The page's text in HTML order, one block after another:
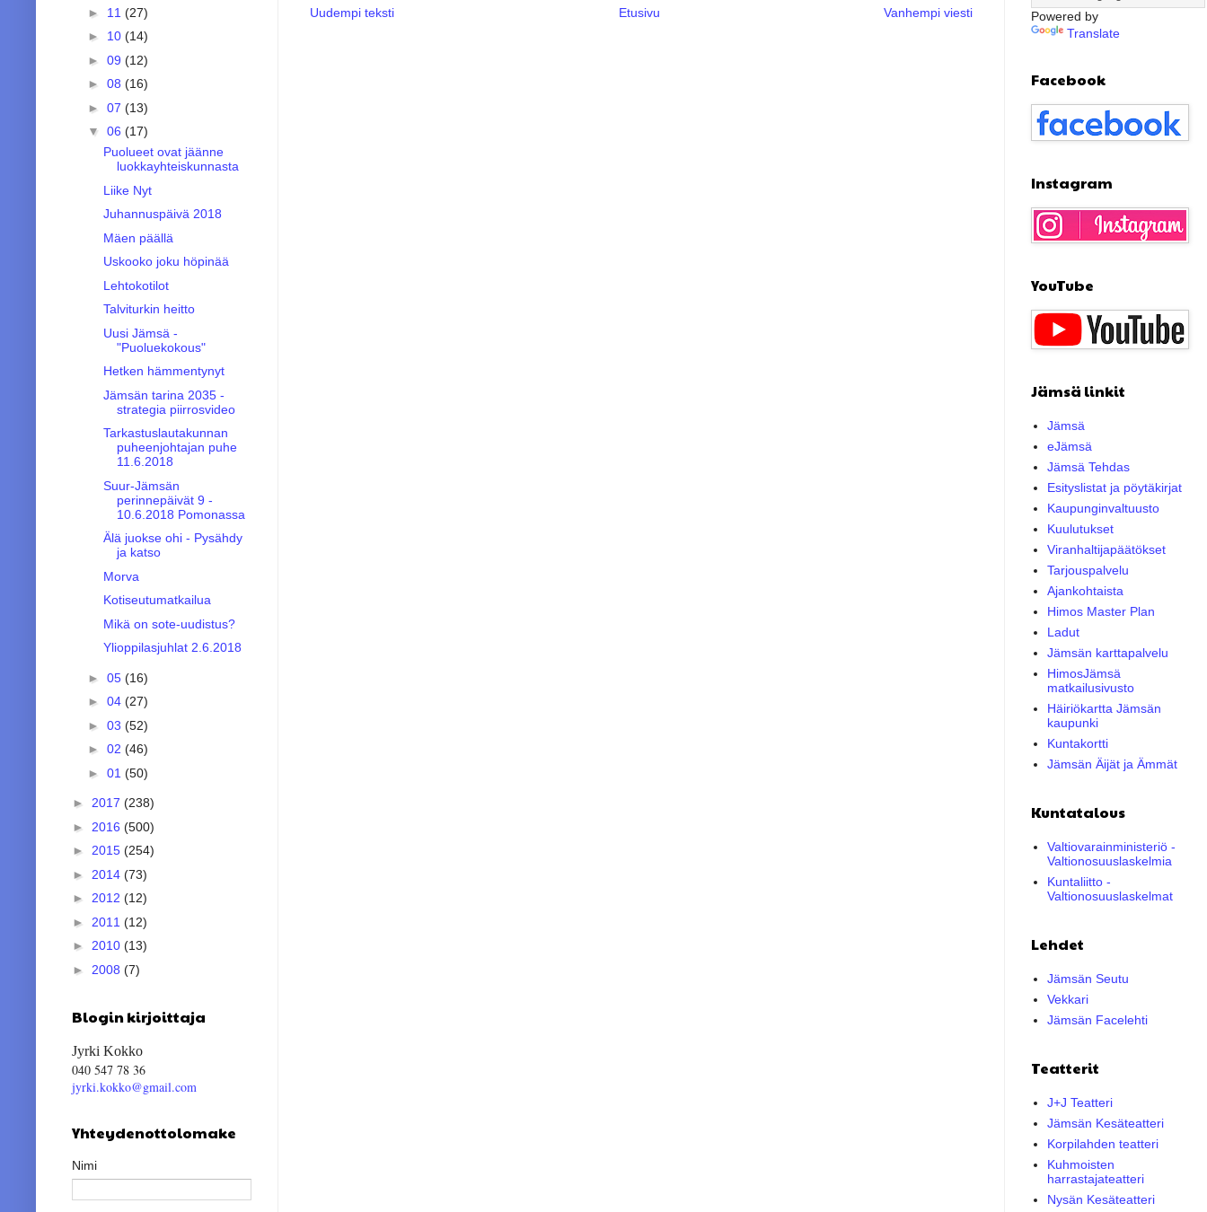
Uudempi teksti Vanhempi viesti
Etusivu
► 11 (27)
► 10 (14)
► 09 (12)
► 08 (16)
► 07 (13)
▼ 06 (17)
Puolueet ovat jäänne
luokkayhteiskunnasta
Liike Nyt
Juhannuspäivä 2018
Mäen päällä
Uskooko joku höpinää
Lehtokotilot
Talviturkin heitto
Uusi Jämsä -
"Puoluekokous"
Hetken hämmentynyt
Jämsän tarina 2035 -
strategia piirrosvideo
Tarkastuslautakunnan
puheenjohtajan puhe
11.6.2018
Suur-Jämsän
perinnepäivät 9 -
10.6.2018 Pomonassa
Älä juokse ohi - Pysähdy
ja katso
Morva
Kotiseutumatkailua
Mikä on sote-uudistus?
Ylioppilasjuhlat 2.6.2018
► 05 (16)
► 04 (27)
► 03 (52)
► 02 (46)
► 01 (50)
► 2017 (238)
► 2016 (500)
► 2015 (254)
► 2014 (73)
► 2012 (12)
► 2011 (12)
► 2010 (13)
► 2008 (7)
Blogin kirjoittaja
Jyrki Kokko
040 547 78 36
jyrki.kokko@gmail.com
Yhteydenottolomake
Nimi
Powered by
Translate
Facebook
Instagram
YouTube
Jämsä linkit
Jämsä
eJämsä
Jämsä Tehdas
Esityslistat ja pöytäkirjat
Kaupunginvaltuusto
Kuulutukset
Viranhaltijapäätökset
Tarjouspalvelu
Ajankohtaista
Himos Master Plan
Ladut
Jämsän karttapalvelu
HimosJämsä
matkailusivusto
Häiriökartta Jämsän
kaupunki
Kuntakortti
Jämsän Äijät ja Ämmät
Kuntatalous
Valtiovarainministeriö -
Valtionosuuslaskelmia
Kuntaliitto -
Valtionosuuslaskelmat
Lehdet
Jämsän Seutu
Vekkari
Jämsän Facelehti
Teatterit
J+J Teatteri
Jämsän Kesäteatteri
Korpilahden teatteri
Kuhmoisten
harrastajateatteri
Nysän Kesäteatteri